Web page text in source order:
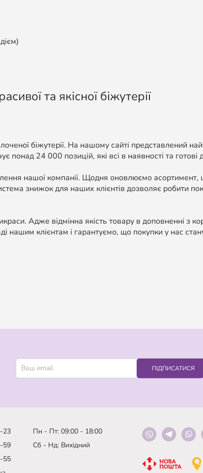
та якісної біжутерії
біжутерії. На нашому сайті представлений
понад 24 000 позицій, які всі в наявності та готові
нашої компанії. Щодня оновлюємо асортимент,
знижок для наших клієнтів дозволяє робити
Адже відмінна якість товару в доповненні з
нашим клієнтам і гарантуємо, що покупки у нас
ПІДПИСАТИСЯ
23
59
55
Пн - Пт: 09:00 - 18:00
Сб - Нд: Вихідний